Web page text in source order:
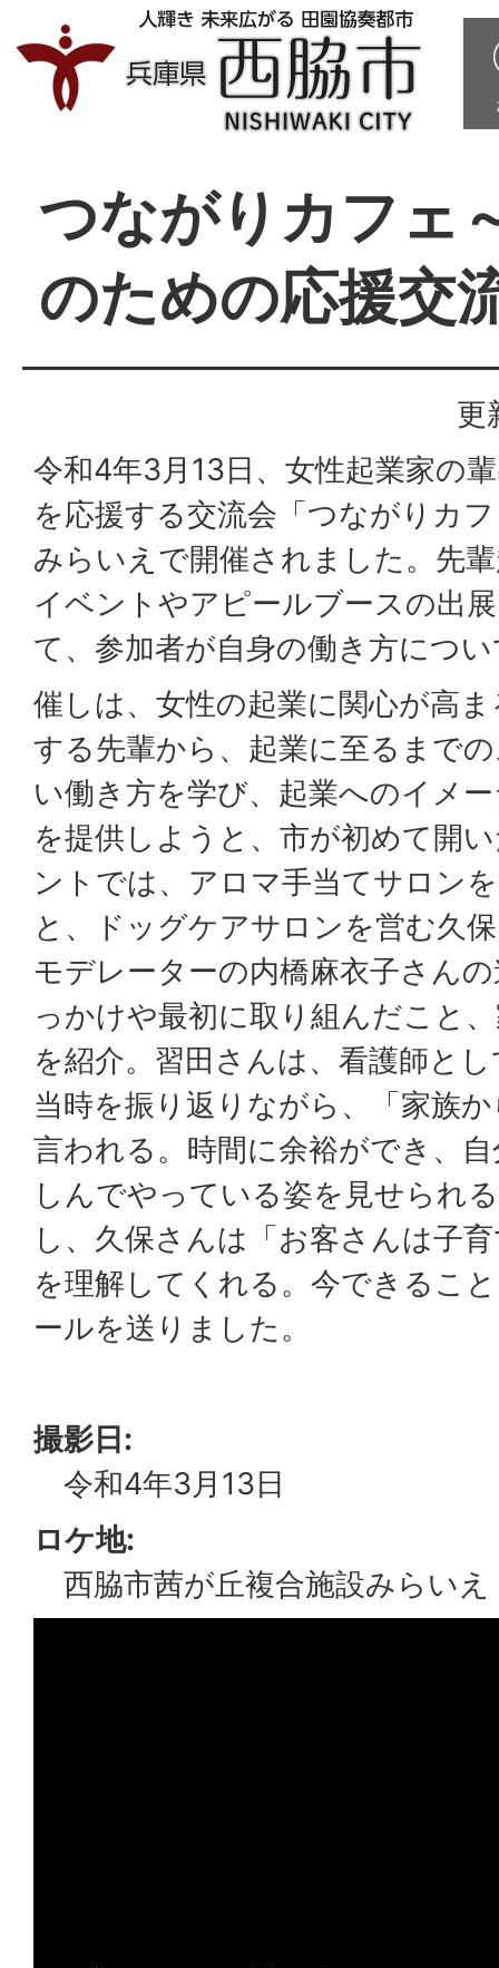
つながりカフェ
のための応援交
更
令和4年3月13日、女性起業家の
を応援する交流会「つながりカ
みらいえで開催されました。先
イベントやアピールブースの出
て、参加者が自身の働き方につ
催しは、女性の起業に関心が高
する先輩から、起業に至るまで
い働き方を学び、起業へのイメ
を提供しようと、市が初めて開
ントでは、アロマ手当てサロン
と、ドッグケアサロンを営む久
モデレーターの内橋麻衣子さん
っかけや最初に取り組んだこと
を紹介。習田さんは、看護師と
当時を振り返りながら、「家族
言われる。時間に余裕ができ、
しんでやっている姿を見せられ
し、久保さんは「お客さんは子
を理解してくれる。今できるこ
ールを送りました。
撮影日:
令和4年3月13日
ロケ地:
西脇市茜が丘複合施設みらいえ